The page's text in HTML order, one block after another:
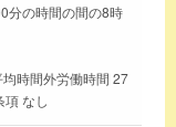
分の時間の間の8時
時間外労働時間 27
なし